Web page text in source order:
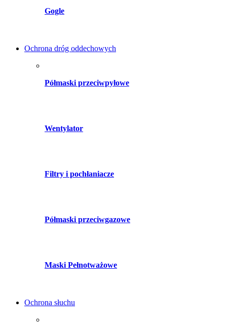
Gogle
Ochrona dróg oddechowych
Półmaski przeciwpyłowe
Wentylator
Filtry i pochłaniacze
Półmaski przeciwgazowe
Maski Pełnotważowe
Ochrona słuchu